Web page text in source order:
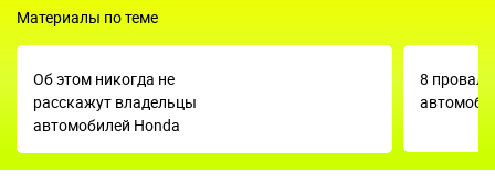
Материалы по теме
Об этом никогда не
расскажут владельцы
автомобилей Honda
8